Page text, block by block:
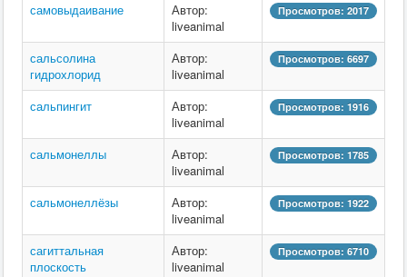
самовыдаивание
Автор:
liveanimal
Просмотров: 2017
сальсолина
гидрохлорид
Автор:
liveanimal
Просмотров: 6697
сальпингит
Автор:
liveanimal
Просмотров: 1916
сальмонеллы
Автор:
liveanimal
Просмотров: 1785
сальмонеллёзы
Автор:
liveanimal
Просмотров: 1922
сагиттальная
плоскость
Автор:
liveanimal
Просмотров: 6710